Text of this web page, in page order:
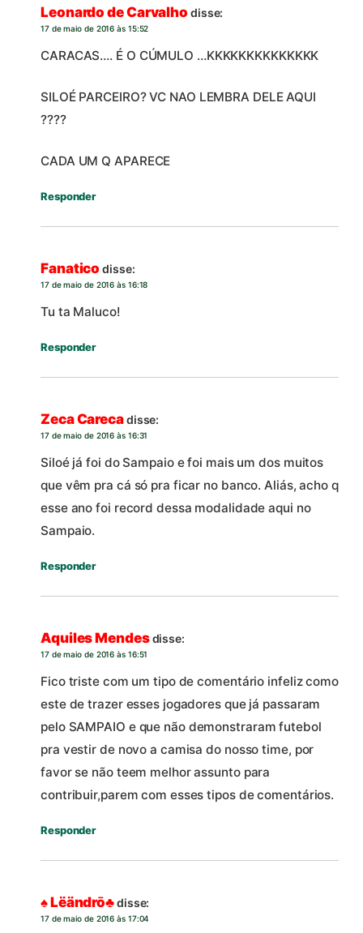
Leonardo de Carvalho disse:
17 de maio de 2016 às 15:52
CARACAS…. É O CÚMULO …KKKKKKKKKKKKKK
SILOÉ PARCEIRO? VC NAO LEMBRA DELE AQUI
????
CADA UM Q APARECE
Responder
Fanatico disse:
17 de maio de 2016 às 16:18
Tu ta Maluco!
Responder
Zeca Carecadisse:
17 de maio de 2016 às 16:31
Siloé já foi do Sampaio e foi mais um dos muitos
que vêm pra cá só pra ficar no banco. Aliás, acho q
esse ano foi record dessa modalidade aqui no
Sampaio.
Responder
Aquiles Mendesdisse:
17 de maio de 2016 às 16:51
Fico triste com um tipo de comentário infeliz como
este de trazer esses jogadores que já passaram
pelo SAMPAIO e que não demonstraram futebol
pra vestir de novo a camisa do nosso time, por
favor se não teem melhor assunto para
contribuir,parem com esses tipos de comentários.
Responder
♠ Lëändrō♣disse:
17 de maio de 2016 às 17:04